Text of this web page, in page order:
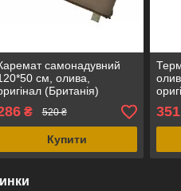
самонадувний
см, олива,
(Британія)
₴ 520 ₴
Купити
351